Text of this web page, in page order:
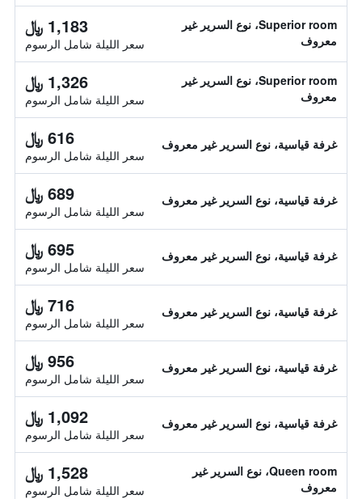
Superior room، نوع السرير غير
معروف
1,183 ﷼
سعر الليلة شامل الرسوم
Superior room، نوع السرير غير
معروف
1,326 ﷼
سعر الليلة شامل الرسوم
غرفة قياسية، نوع السرير غير معروف 616 ﷼
سعر الليلة شامل الرسوم
غرفة قياسية، نوع السرير غير معروف 689 ﷼
سعر الليلة شامل الرسوم
غرفة قياسية، نوع السرير غير معروف 695 ﷼
سعر الليلة شامل الرسوم
غرفة قياسية، نوع السرير غير معروف 716 ﷼
سعر الليلة شامل الرسوم
غرفة قياسية، نوع السرير غير معروف 956 ﷼
سعر الليلة شامل الرسوم
غرفة قياسية، نوع السرير غير معروف 1,092 ﷼
سعر الليلة شامل الرسوم
Queen room، نوع السرير غير
معروف
1,528 ﷼
سعر الليلة شامل الرسوم